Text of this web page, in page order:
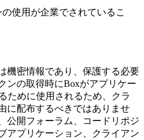
使用が企業でされているこ
機密情報であり、保護する必要
ンの取得時にBoxがアプリケー
ために使用されるため、クラ
に配布するべきではありませ
公開フォーラム、コードリポジ
アプリケーション、クライアン